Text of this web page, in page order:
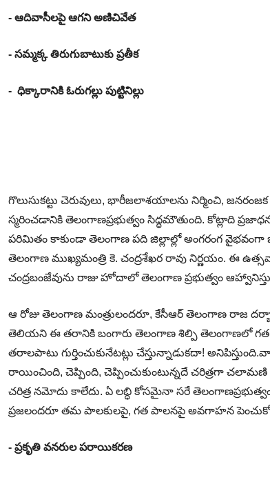
- ఆదివాసీలపై ఆగని అణిచివేత
- సమ్మక్క తిరుగుబాటుకు ప్రతీక
- ధిక్కారానికి ఓరుగల్లు పుట్టినిల్లు
గొలుసుకట్టు చెరువులు, భారీజలాశయాలను నిర్మించి,
స్మరించడానికి తెలంగాణప్రభుత్వం సిద్ధమౌతుంది. కోట్లాది
పరిమితం కాకుండా తెలంగాణ పది జిల్లాల్లో అంగరంగ వైభవంగా
తెలంగాణ ముఖ్యమంత్రి కె. చంద్రశేఖర రావు నిర్ణయం. ఈ
చంద్రబంజేవును రాజు హోదాలో తెలంగాణ ప్రభుత్వం
ఆ రోజు తెలంగాణ మంత్రులందరూ, కేసీఆర్ తెలంగాణ రాజ
తెలియని ఈ తరానికి బంగారు తెలంగాణ శిల్పి తెలంగాణలో గత
తరాలపాటు గుర్తించుకునేటట్లు చేస్తున్నాడుకదా!
రాయించింది, చెప్పింది, చెప్పించుకుంటున్నదే చరిత్రగా
చరిత్ర నమోదు కాలేదు. ఏ లబ్ధి కోసమైనా సరే
ప్రజలందరూ తమ పాలకులపై, గత పాలనపై అవగాహన
- ప్రకృతి వనరుల పరాయికరణ